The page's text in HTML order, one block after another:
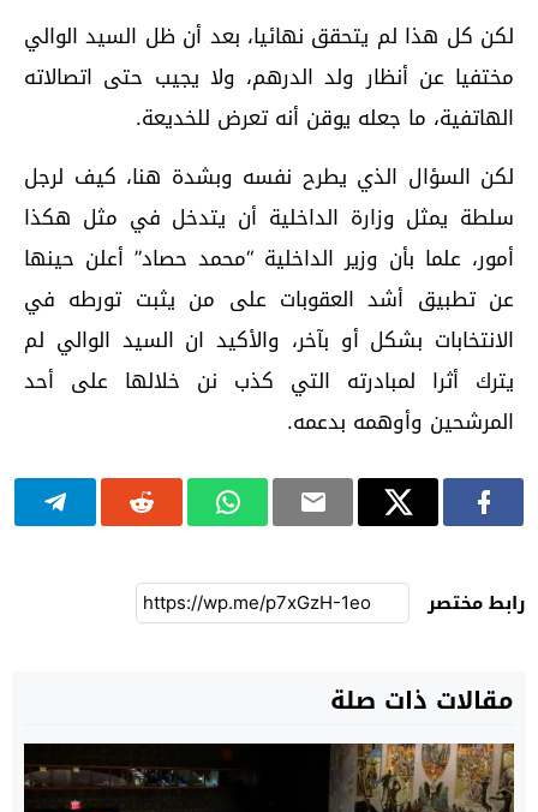
لكن كل هذا لم يتحقق نهائيا، بعد أن ظل السيد الوالي
مختفيا عن أنظار ولد الدرهم، ولا يجيب حتى اتصالاته
الهاتفية، ما جعله يوقن أنه تعرض للخديعة.
لكن السؤال الذي يطرح نفسه وبشدة هنا، كيف لرجل
سلطة يمثل وزارة الداخلية أن يتدخل في مثل هكذا
أمور، علما بأن وزير الداخلية “محمد حصاد” أعلن حينها
عن تطبيق أشد العقوبات على من يثبت تورطه في
الانتخابات بشكل أو بآخر، والأكيد ان السيد الوالي لم
يترك أثرا لمبادرته التي كذب نن خلالها على أحد
المرشحين وأوهمه بدعمه.
رابط مختصر
مقالات ذات صلة